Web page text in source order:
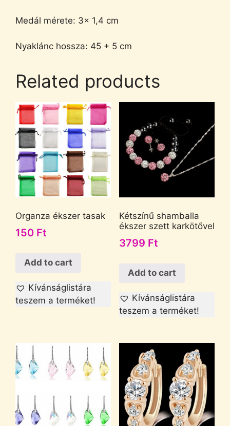
Medál mérete: 3x 1,4 cm
Nyaklánc hossza: 45 + 5 cm
Related products
Organza ékszer tasak
150 Ft
Add to cart
Kívánságlistára
teszem a terméket!
Kétszínű shamballa
ékszer szett karkötővel
3799 Ft
Add to cart
Kívánságlistára
teszem a terméket!